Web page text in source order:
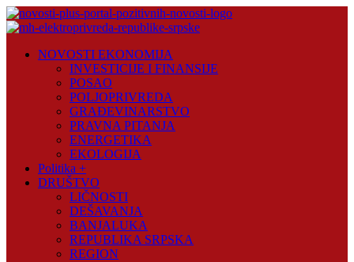
Skip
to
Plus
NOVOSTI EKONOMIJA
INVESTICIJE I FINANSIJE
POSAO
POLJOPRIVREDA
GRAĐEVINARSTVO
PRAVNA PITANJA
ENERGETIKA
EKOLOGIJA
Politika +
DRUŠTVO
LIČNOSTI
DEŠAVANJA
BANJALUKA
REPUBLIKA SRPSKA
REGION